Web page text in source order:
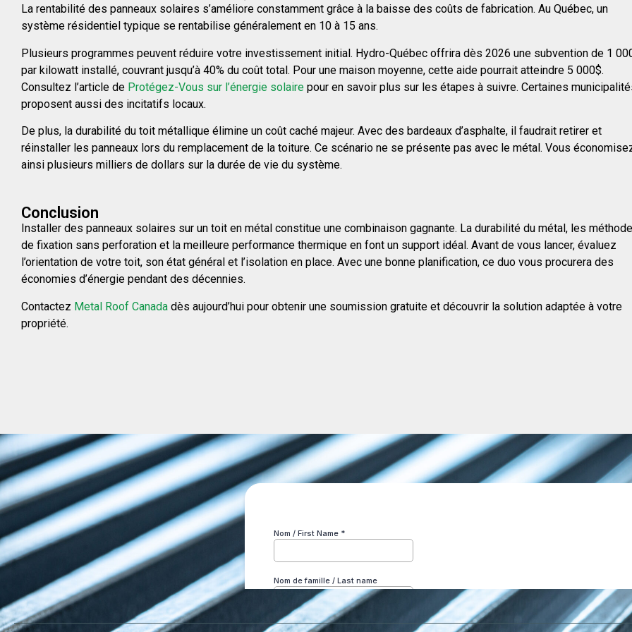
La rentabilité des panneaux solaires s’améliore constamment grâce à la baisse des coûts de fabrication. Au Québec, un
système résidentiel typique se rentabilise généralement en 10 à 15 ans.
Plusieurs programmes peuvent réduire votre investissement initial. Hydro-Québec offrira dès 2026 une subvention de 1
par kilowatt installé, couvrant jusqu’à 40% du coût total. Pour une maison moyenne, cette aide pourrait atteindre 5 000$.
Consultez l’article de Protégez-Vous sur l’énergie solaire pour en savoir plus sur les étapes à suivre. Certaines
proposent aussi des incitatifs locaux.
De plus, la durabilité du toit métallique élimine un coût caché majeur. Avec des bardeaux d’asphalte, il faudrait retirer et
réinstaller les panneaux lors du remplacement de la toiture. Ce scénario ne se présente pas avec le métal. Vous
ainsi plusieurs milliers de dollars sur la durée de vie du système.
Conclusion
Installer des panneaux solaires sur un toit en métal constitue une combinaison gagnante. La durabilité du métal, les
de fixation sans perforation et la meilleure performance thermique en font un support idéal. Avant de vous lancer, évaluez
l’orientation de votre toit, son état général et l’isolation en place. Avec une bonne planification, ce duo vous procurera des
économies d’énergie pendant des décennies.
Contactez Metal Roof Canada dès aujourd’hui pour obtenir une soumission gratuite et découvrir la solution adaptée à votre
propriété.